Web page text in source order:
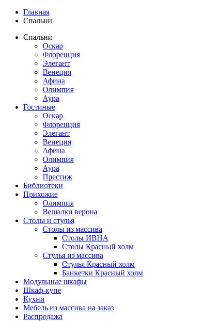
Главная
Спальни
Спальни
Оскар
Флоренция
Элегант
Венеция
Афина
Олимпия
Аура
Гостиные
Оскар
Флоренция
Элегант
Венеция
Афина
Олимпия
Аура
Престиж
Библиотеки
Прихожие
Олимпия
Вешалки верона
Столы и стулья
Столы из массива
Столы ИВНА
Столы Красный холм
Стулья из массива
Стулья Красный холм
Банкетки Красный холм
Модульные шкафы
Шкаф-купе
Кухни
Мебель из массива на заказ
Распродажа